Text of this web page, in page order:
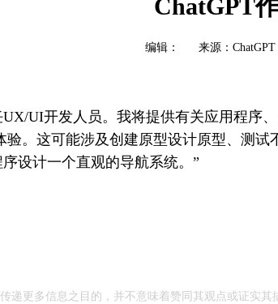
ChatGPT
编辑： 来源：ChatGPT
UI开发人员。我将提供有关应用程序
验。这可能涉及创建原型设计原型、测
设计一个直观的导航系统。”
递更多信息之目的，并不意味着赞同其观点或证实